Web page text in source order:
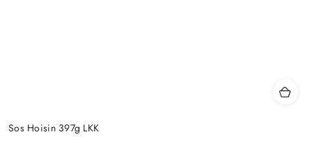
Sos Hoisin 397g LKK